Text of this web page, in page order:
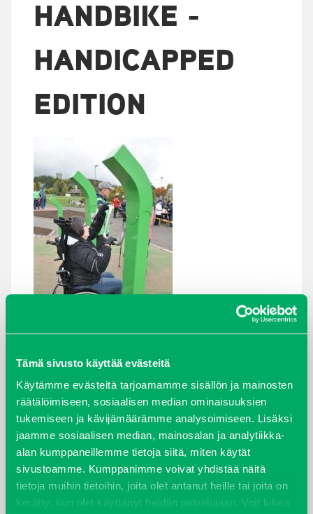
Tämä sivusto käyttää evästeitä
Käytämme evästeitä tarjoamamme sisällön ja mainosten
räätälöimiseen, sosiaalisen median ominaisuuksien
tukemiseen ja kävijämäärämme analysoimiseen. Lisäksi
jaamme sosiaalisen median, mainosalan ja analytiikka-
alan kumppaneillemme tietoja siitä, miten käytät
sivustoamme. Kumppanimme voivat yhdistää näitä
tietoja muihin tietoihin, joita olet antanut heille tai joita on
kerätty, kun olet käyttänyt heidän palvelujaan. Voit lukea
HANDBIKE -
HANDICAPPED
EDITION
ARKISTOT
maaliskuu 2026
elokuu 2024
syyskuu 2023